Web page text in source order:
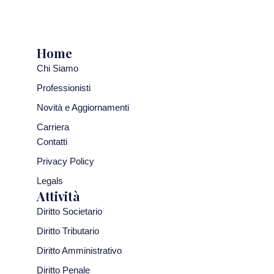
Home
Chi Siamo
Professionisti
Novità e Aggiornamenti
Carriera
Contatti
Privacy Policy
Legals
Attività
Diritto Societario
Diritto Tributario
Diritto Amministrativo
Diritto Penale